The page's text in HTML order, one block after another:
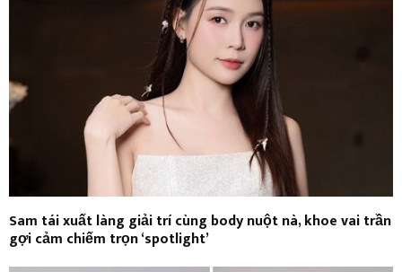
Sam tái xuất làng giải trí cùng body nuột nà, khoe vai trần
gợi cảm chiếm trọn ‘spotlight’